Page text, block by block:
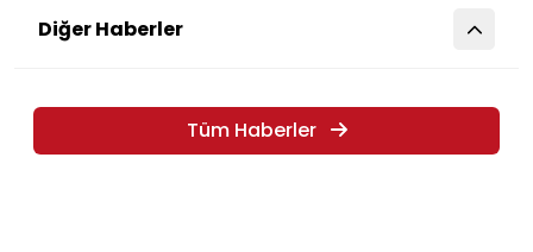
Diğer Haberler
Tüm Haberler